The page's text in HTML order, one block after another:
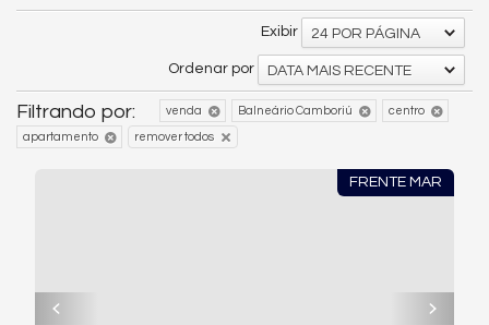
Exibir 24 POR PÁGINA
Ordenar por DATA MAIS RECENTE
Filtrando por: venda Balneário Camboriú centro
apartamento remover todos
FRENTE MAR